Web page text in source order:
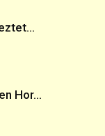
Hor...